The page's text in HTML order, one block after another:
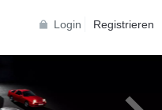
Login Registrieren